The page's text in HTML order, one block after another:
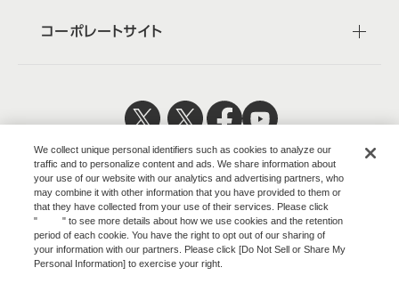
コーポレートサイト
株式会社オカムラ
日本公式企業広報
We collect unique personal identifiers such as cookies to analyze our
traffic and to personalize content and ads. We share information about
your use of our website with our analytics and advertising partners, who
may combine it with other information that you have provided to them or
that they have collected from your use of their services. Please click
"
here" to see more details about how we use cookies and the retention
period of each cookie. You have the right to opt out of our sharing of
your information with our partners. Please click [Do Not Sell or Share My
Personal Information] to exercise your right.